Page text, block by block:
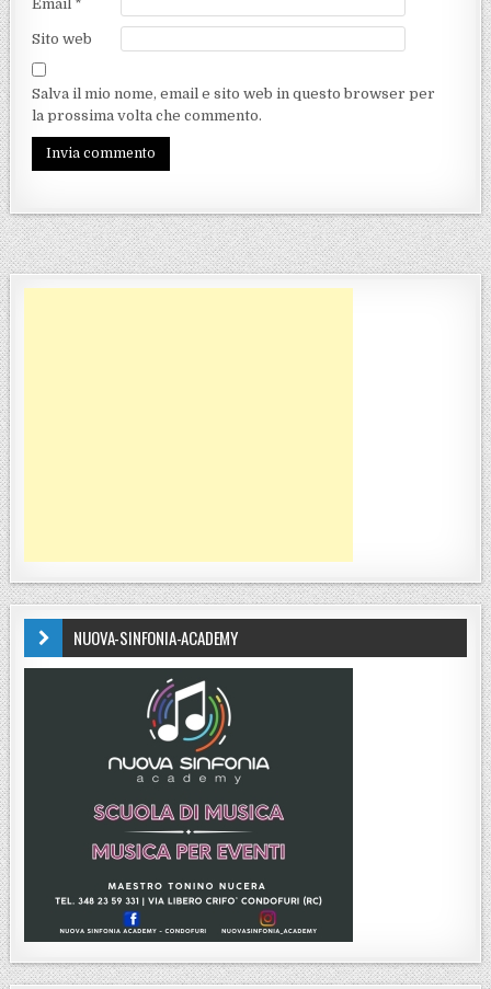
Email *
Sito web
Salva il mio nome, email e sito web in questo browser per
la prossima volta che commento.
NUOVA-SINFONIA-ACADEMY